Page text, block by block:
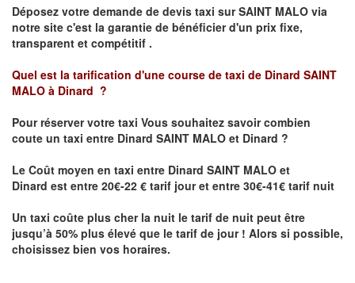
Déposez votre demande de devis taxi surSAINT MALO via
notre site c'est la garantie de bénéficier d'un prix fixe,
transparent et compétitif .
Quel est la tarification d'une course de taxi de Dinard SAINT
MALO à Dinard ?
Pour réserver votre taxi Vous souhaitez savoircombien
coute un taxi entre Dinard SAINT MALO et Dinard ?
Le Coût moyen en taxi entre Dinard SAINT MALO et
Dinard est entre 20€-22 € tarif jour et entre 30€-41€ tarif nuit
Un taxi coûte plus cher la nuit le tarif de nuit peut être
jusqu’à 50% plus élevé que le tarif de jour ! Alors si possible,
choisissez bien vos horaires.